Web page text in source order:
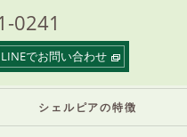
0241
LINEでお問い合わせ
シェルピアの特徴